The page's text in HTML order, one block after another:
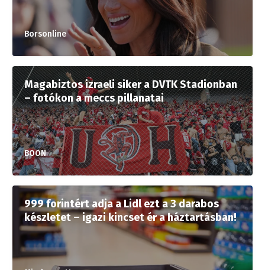
Borsonline
Magabiztos izraeli siker a DVTK Stadionban
– fotókon a meccs pillanatai
BOON
999 forintért adja a Lidl ezt a 3 darabos
készletet – igazi kincset ér a háztartásban!